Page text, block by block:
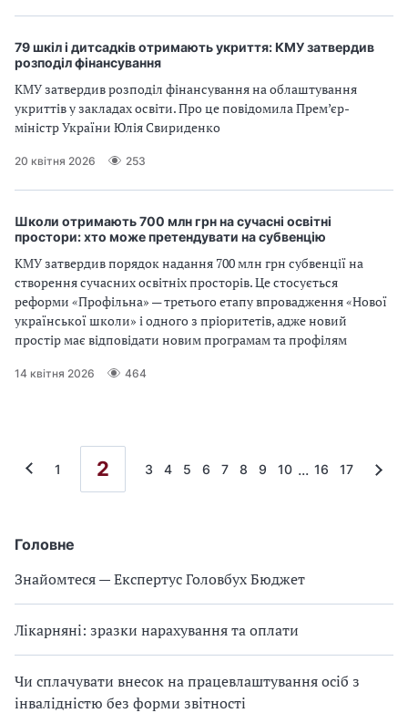
Головне
Знайомтеся — Експертус Головбух Бюджет
Лікарняні: зразки нарахування та оплати
Чи сплачувати внесок на працевлаштування осіб з
інвалідністю без форми звітності
79 шкіл і дитсадків отримають укриття: КМУ затвердив
розподіл фінансування
КМУ затвердив розподіл фінансування на облаштування
укриттів у закладах освіти. Про це повідомила Прем’єр-
міністр України Юлія Свириденко
20 квітня 2026 253
Школи отримають 700 млн грн на сучасні освітні
простори: хто може претендувати на субвенцію
КМУ затвердив порядок надання 700 млн грн субвенції на
створення сучасних освітніх просторів. Це стосується
реформи «Профільна» — третього етапу впровадження «Нової
української школи» і одного з пріоритетів, адже новий
простір має відповідати новим програмам та профілям
14 квітня 2026 464
1 2 3 4 5 6 7 8 9 10 ... 16 17